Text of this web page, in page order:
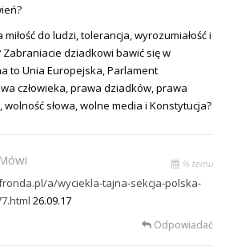
do ludzi, tolerancja, wyrozumiałość i
Zabraniacie dziadkowi bawić się w
to Unia Europejska, Parlament
człowieka, prawa dziadków, prawa
słowa, wolne media i Konstytucja?
Mówi % temu
a/wyciekla-tajna-sekcja-polska-
26.09.17
Odpowiadać